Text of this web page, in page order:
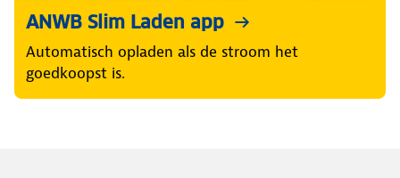
ANWB Slim Laden app
Automatisch opladen als de stroom het
goedkoopst is.